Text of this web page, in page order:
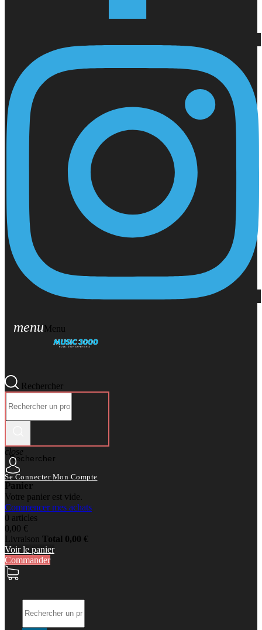
menuMenu
Rechercher
Rechercher
close
Se Connecter Mon Compte
Panier
Votre panier est vide.
Commencer mes achats
0 articles
0,00 €
Livraison Total 0,00 €
Voir le panier
Commander